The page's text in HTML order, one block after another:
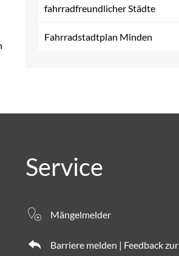
fahrradfreundlicher Städte
Fahrradstadtplan Minden
Service
Mängelmelder
Barriere melden | Feedback